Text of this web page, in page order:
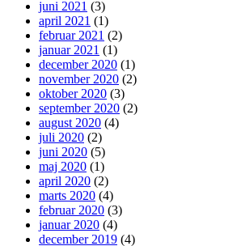
juni 2021 (3)
april 2021 (1)
februar 2021 (2)
januar 2021 (1)
december 2020 (1)
november 2020 (2)
oktober 2020 (3)
september 2020 (2)
august 2020 (4)
juli 2020 (2)
juni 2020 (5)
maj 2020 (1)
april 2020 (2)
marts 2020 (4)
februar 2020 (3)
januar 2020 (4)
december 2019 (4)